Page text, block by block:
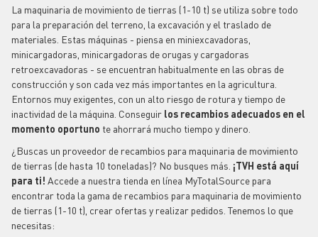
La maquinaria de movimiento de tierras (1-10 t) se utiliza sobre todo
para la preparación del terreno, la excavación y el traslado de
materiales. Estas máquinas - piensa en miniexcavadoras,
minicargadoras, minicargadoras de orugas y cargadoras
retroexcavadoras - se encuentran habitualmente en las obras de
construcción y son cada vez más importantes en la agricultura.
Entornos muy exigentes, con un alto riesgo de rotura y tiempo de
inactividad de la máquina. Conseguir los recambios adecuados en el
momento oportuno te ahorrará mucho tiempo y dinero.
¿Buscas un proveedor de recambios para maquinaria de movimiento
de tierras (de hasta 10 toneladas)? No busques más. ¡TVH está aquí
para ti! Accede a nuestra tienda en línea MyTotalSource para
encontrar toda la gama de recambios para maquinaria de movimiento
de tierras (1-10 t), crear ofertas y realizar pedidos. Tenemos lo que
necesitas: